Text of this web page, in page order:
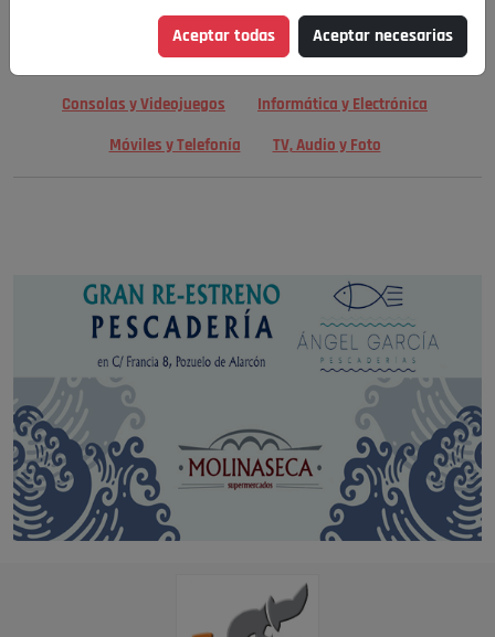
Cine, Libros y Música Coleccionismo Otros
Consolas y Videojuegos Informática y Electrónica
Móviles y Telefonía TV, Audio y Foto
Aceptar todas Aceptar necesarias